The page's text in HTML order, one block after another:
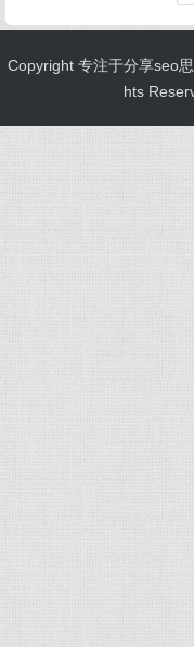
有用吗...
Copyright 专注于分享seo
hts